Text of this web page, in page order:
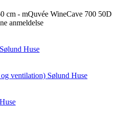
cm - mQuvée WineCave 700 50D
anmeldelse
Sølund Huse
ventilation) Sølund Huse